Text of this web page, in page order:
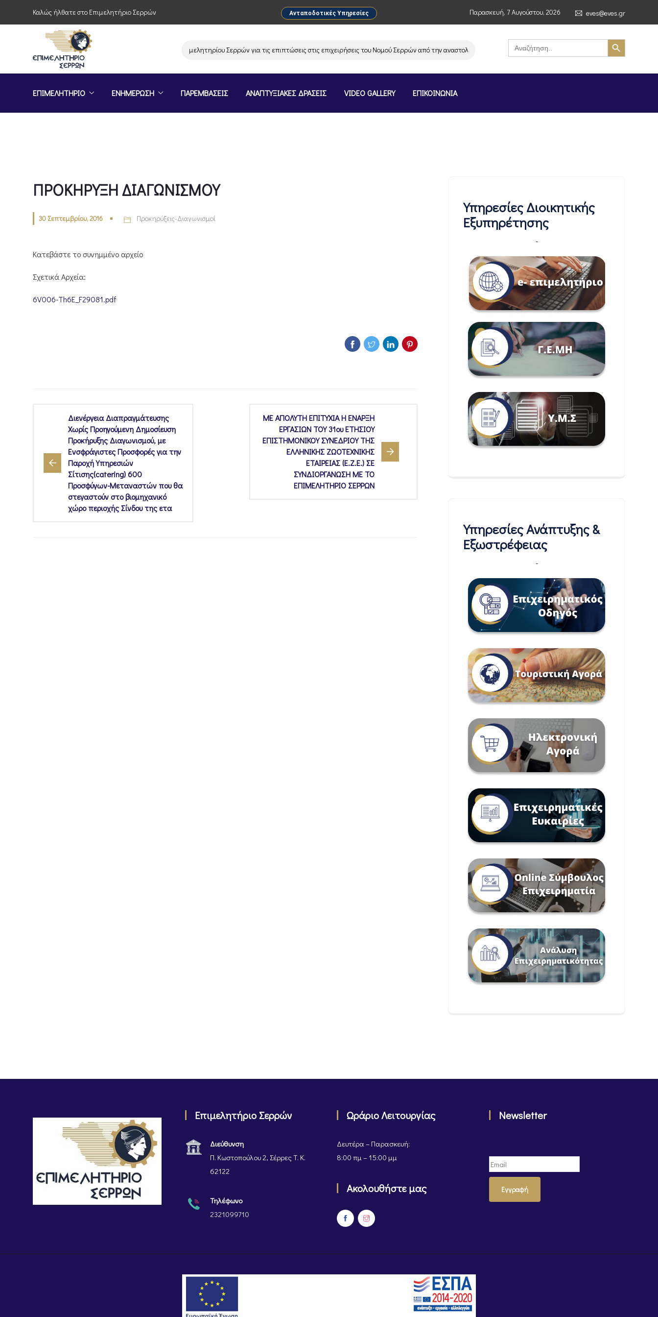
Καλώς ήλθατε στο Επιμελητήριο Σερρών Ανταποδοτικές Υπηρεσίες Παρασκευή, 7 Αυγούστου, 2026 eves@eves.gr
Παρέμβαση του Επιμελητηρίου Σερρών για τις επιπτώσεις στις επιχειρήσεις του Νομού Σερρών από την αναστολή λειτουργίας της αλυσίδας σούπερ μάρκετ MERE στην Ελλάδα –
Search
for:
Search Button
ΕΠΙΜΕΛΗΤΗΡΙΟ ΕΝΗΜΕΡΩΣΗ ΠΑΡΕΜΒΑΣΕΙΣ ΑΝΑΠΤΥΞΙΑΚΕΣ ΔΡΑΣΕΙΣ VIDEO GALLERY ΕΠΙΚΟΙΝΩΝΙΑ
ΠΡΟΚΗΡΥΞΗ ΔΙΑΓΩΝΙΣΜΟΥ
30 Σεπτεμβρίου, 2016 Προκηρύξεις-Διαγωνισμοί
Κατεβάστε το συνημμένο αρχείο
Σχετικά Αρχεία:
6V006-Th6E_F29081.pdf
Διενέργεια Διαπραγμάτευσης
Χωρίς Προηγούμενη Δημοσίευση
Προκήρυξης Διαγωνισμού, με
Ενσφράγιστες Προσφορές για την
Παροχή Υπηρεσιών
Σίτισης(catering) 600
Προσφύγων-Μεταναστών που θα
στεγαστούν στο βιομηχανικό
χώρο περιοχής Σίνδου της ετα
ΜΕ ΑΠΟΛΥΤΗ ΕΠΙΤΥΧΙΑ Η ΕΝΑΡΞΗ
ΕΡΓΑΣΙΩΝ ΤΟΥ 31ου ΕΤΗΣΙΟΥ
ΕΠΙΣΤΗΜΟΝΙΚΟΥ ΣΥΝΕΔΡΙΟΥ ΤΗΣ
ΕΛΛΗΝΙΚΗΣ ΖΩΟΤΕΧΝΙΚΗΣ
ΕΤΑΙΡΕΙΑΣ (Ε.Ζ.Ε.) ΣΕ
ΣΥΝΔΙΟΡΓΑΝΩΣΗ ΜΕ ΤΟ
ΕΠΙΜΕΛΗΤΗΡΙΟ ΣΕΡΡΩΝ
Υπηρεσίες Διοικητικής
Εξυπηρέτησης
-
Υπηρεσίες Ανάπτυξης &
Εξωστρέφειας
-
Επιμελητήριο Σερρών
Διεύθυνση
Π. Κωστοπούλου 2, Σέρρες Τ. Κ.
62122
Τηλέφωνο
2321099710
Ωράριο Λειτουργίας
Δευτέρα – Παρασκευή:
8:00 πμ – 15:00 μμ
Ακολουθήστε μας
Newsletter
Εγγραφή